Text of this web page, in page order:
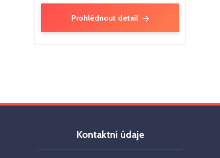
Prohlédnout detail
Kontaktní údaje